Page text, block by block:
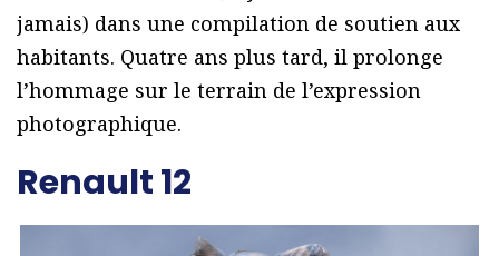
jamais) dans une compilation de soutien aux
habitants. Quatre ans plus tard, il prolonge
l’hommage sur le terrain de l’expression
photographique.
Renault 12